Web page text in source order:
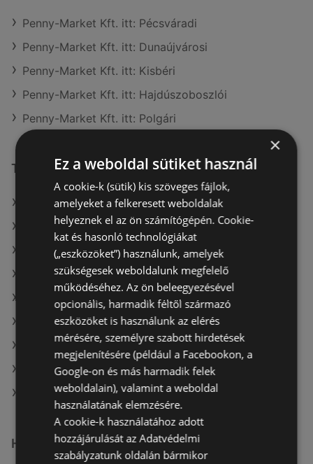
Penny-Market Kft. itt: Pécsváradi
Penny-Market Kft. itt: Dunaújvárosi
Penny-Market Kft. itt: Kisbéri
Penny-Market Kft. itt: Hajdúszoboszlói
Penny-Market Kft. itt: Polgári
További linkek
A(z) Penny-Market Kft. ajánlatai
A(z) Reál ajánlatai
A(z) Interspar ajánlatai
A(z) Reál aktuális akciós újságjai
A(z) Family Frost aktuális akciós újságjai
A(z) Tesco aktuális akciós újságjai
A(z) ÁRKLUB aktuális akciós újságjai
A(z) Metro aktuális akciós újságjai
A(z) Penny-Market Kft. üzletei itt: Sopron-Fertődi
Hasonló kiskereskedők
×
Ez a weboldal sütiket használ
A cookie-k (sütik) kis szöveges fájlok,
amelyeket a felkeresett weboldalak
helyeznek el az ön számítógépén. Cookie-
kat és hasonló technológiákat
(„eszközöket”) használunk, amelyek
szükségesek weboldalunk megfelelő
működéséhez. Az ön beleegyezésével
opcionális, harmadik féltől származó
eszközöket is használunk az elérés
mérésére, személyre szabott hirdetések
megjelenítésére (például a Facebookon, a
Google-on és más harmadik felek
weboldalain), valamint a weboldal
használatának elemzésére.
A cookie-k használatához adott
hozzájárulását az Adatvédelmi
szabályzatunk oldalán bármikor